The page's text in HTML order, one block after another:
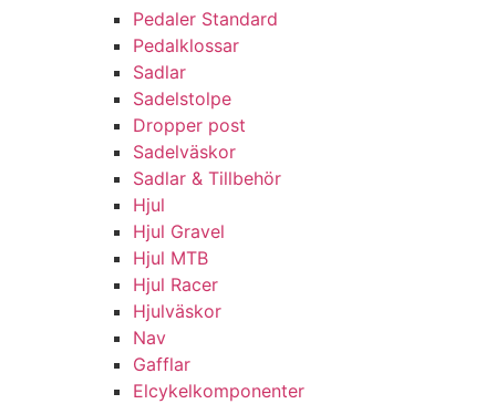
Pedaler Standard
Pedalklossar
Sadlar
Sadelstolpe
Dropper post
Sadelväskor
Sadlar & Tillbehör
Hjul
Hjul Gravel
Hjul MTB
Hjul Racer
Hjulväskor
Nav
Gafflar
Elcykelkomponenter